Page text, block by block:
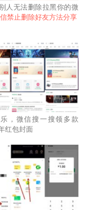
人无法删除拉黑你的微
禁止删除好友方法分享
，微信搜一搜领多款
红包封面